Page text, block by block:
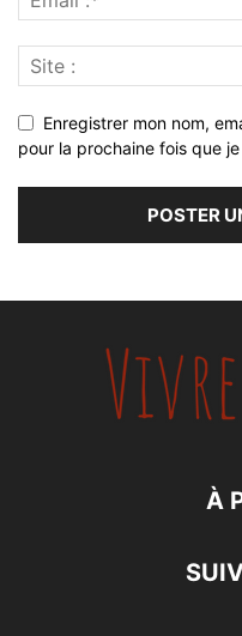
Enregistrer mon nom,
pour la prochaine fois que
À